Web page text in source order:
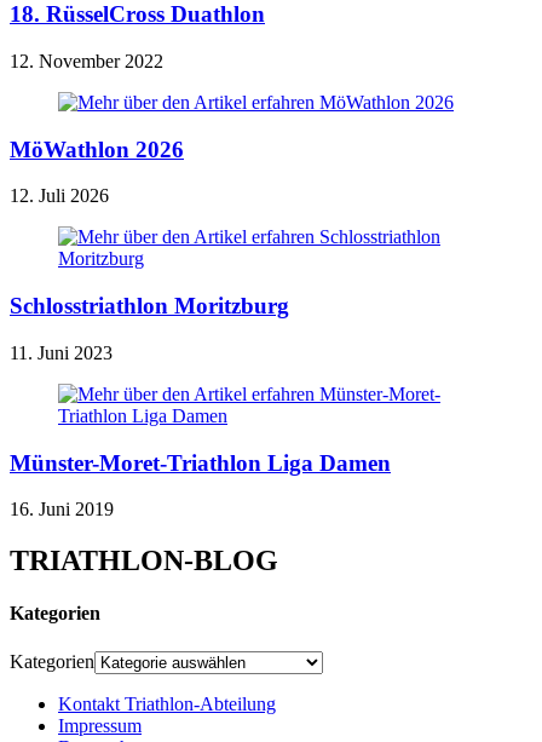
18. RüsselCross Duathlon
12. November 2022
MöWathlon 2026
12. Juli 2026
Schlosstriathlon Moritzburg
11. Juni 2023
Münster-Moret-Triathlon Liga Damen
16. Juni 2019
TRIATHLON-BLOG
Kategorien
Kategorien
Kontakt Triathlon-Abteilung
Impressum